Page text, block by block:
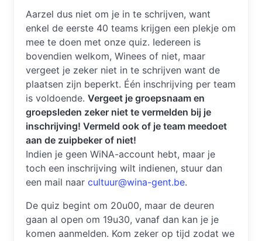
Aarzel dus niet om je in te schrijven, want
enkel de eerste 40 teams krijgen een plekje om
mee te doen met onze quiz. Iedereen is
bovendien welkom, Winees of niet, maar
vergeet je zeker niet in te schrijven want de
plaatsen zijn beperkt. Één inschrijving per team
is voldoende. Vergeet je groepsnaam en
groepsleden zeker niet te vermelden bij je
inschrijving! Vermeld ook of je team meedoet
aan de zuipbeker of niet!
Indien je geen WiNA-account hebt, maar je
toch een inschrijving wilt indienen, stuur dan
een mail naar cultuur@wina-gent.be.
De quiz begint om 20u00, maar de deuren
gaan al open om 19u30, vanaf dan kan je je
komen aanmelden. Kom zeker op tijd zodat we